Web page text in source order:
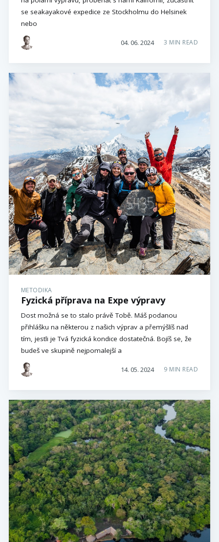
se seakayakové expedice ze Stockholmu do Helsinek
nebo
04. 06. 2024 3 MIN READ
METODIKA
Fyzická příprava na Expe výpravy
Dost možná se to stalo právě Tobě. Máš podanou
přihlášku na některou z našich výprav a přemýšlíš nad
tím, jestli je Tvá fyzická kondice dostatečná. Bojíš se, že
budeš ve skupině nejpomalejší a
14. 05. 2024 9 MIN READ